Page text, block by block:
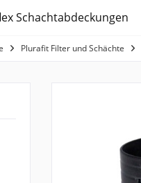
Schachtabdeckungen
Plurafit Filter und Schächte